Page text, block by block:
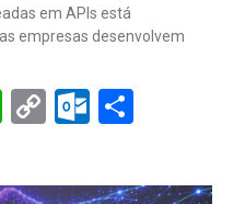
em APIs está
empresas desenvolvem
WhatsApp
Copy